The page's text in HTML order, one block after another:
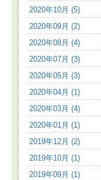
2020年10月 (5)
2020年09月 (2)
2020年08月 (4)
2020年07月 (3)
2020年05月 (3)
2020年04月 (1)
2020年03月 (4)
2020年01月 (1)
2019年12月 (2)
2019年10月 (1)
2019年09月 (1)